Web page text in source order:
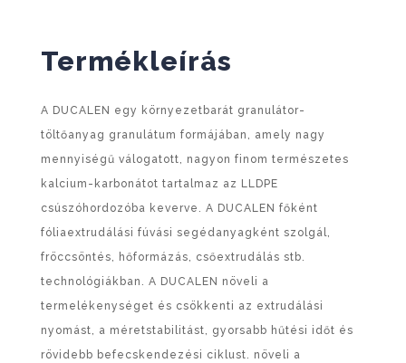
Termékleírás
A DUCALEN egy környezetbarát granulátor-
töltőanyag granulátum formájában, amely nagy
mennyiségű válogatott, nagyon finom természetes
kalcium-karbonátot tartalmaz az LLDPE
csúszóhordozóba keverve. A DUCALEN főként
fóliaextrudálási fúvási segédanyagként szolgál,
fröccsöntés, hőformázás, csőextrudálás stb.
technológiákban. A DUCALEN növeli a
termelékenységet és csökkenti az extrudálási
nyomást, a méretstabilitást, gyorsabb hűtési időt és
rövidebb befecskendezési ciklust. növeli a